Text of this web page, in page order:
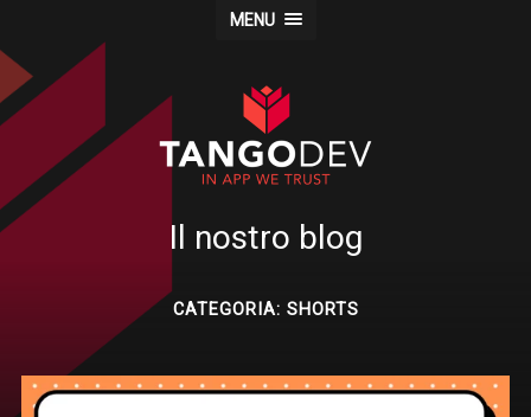
MENU
Il nostro blog
CATEGORIA: SHORTS